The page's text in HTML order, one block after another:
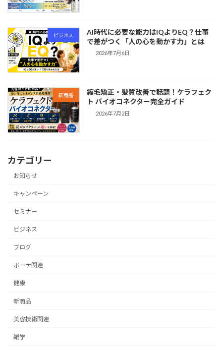
ビジネス
AI時代に必要な能力はIQよりEQ？仕事
で差がつく「人の心を動かす力」とは
2026年7月6日
新商品
縮毛矯正・髪質改善で話題！ケラフェク
ト バイオコネクター完全ガイド
2026年7月2日
カテゴリー
お知らせ
キャンペーン
セミナー
ビジネス
ブログ
ボーテ関連
健康
新商品
美容技術関連
雑学